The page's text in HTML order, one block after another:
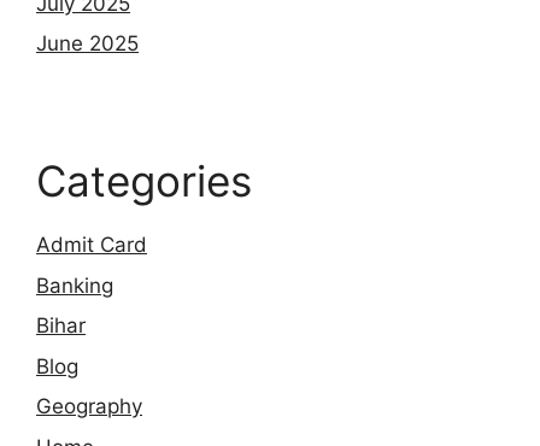
June 2025
Categories
Admit Card
Banking
Bihar
Blog
Geography